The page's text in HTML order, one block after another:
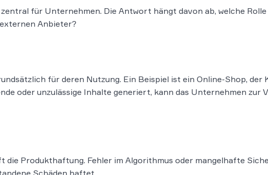
für Unternehmen. Die Antwort hängt davon ab, welche
Anbieter?
für deren Nutzung. Ein Beispiel ist ein Online-Shop, der
oder unzulässige Inhalte generiert, kann das Unternehmen zur
Produkthaftung. Fehler im Algorithmus oder mangelhafte
Schäden haftet.